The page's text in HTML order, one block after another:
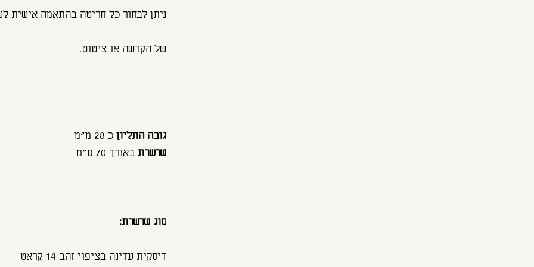
ניתן לבחור כל חריטה בהתאמה אישית
של הקדשה או ציטוט.
גובה התליון כ 28 מ"מ
שרשרת באורך 70 ס"מ
סוג שרשרת:
דיסקית עדינה בציפוי זהב 14 קראט